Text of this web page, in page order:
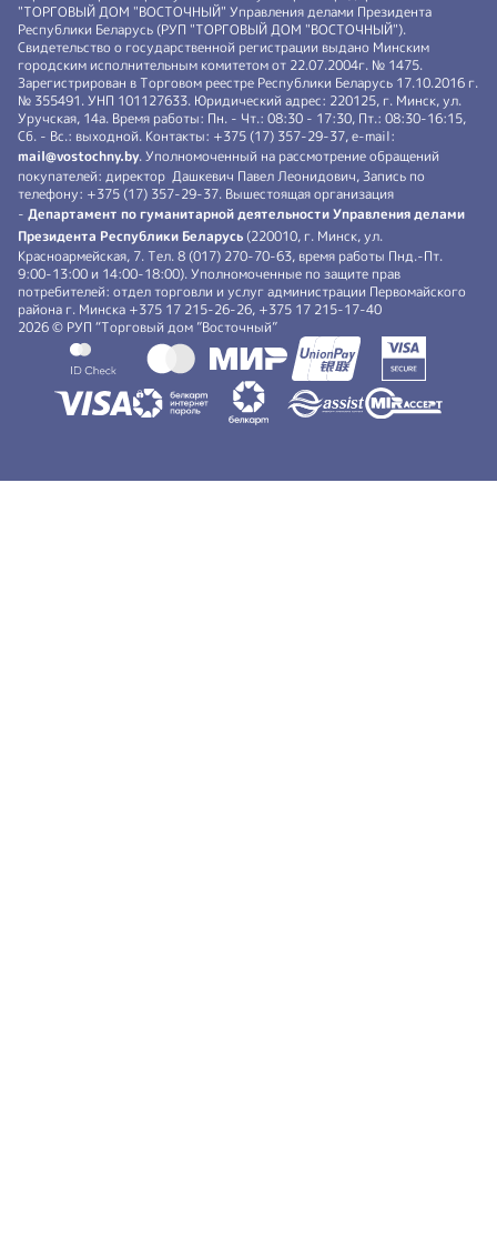
"ТОРГОВЫЙ ДОМ "ВОСТОЧНЫЙ" Управления делами Президента
Республики Беларусь (РУП "ТОРГОВЫЙ ДОМ "ВОСТОЧНЫЙ").
Свидетельство о государственной регистрации выдано Минским
городским исполнительным комитетом от 22.07.2004г. № 1475.
Зарегистрирован в Торговом реестре Республики Беларусь 17.10.2016 г.
№ 355491. УНП 101127633. Юридический адрес: 220125, г. Минск, ул.
Уручская, 14а. Время работы: Пн. - Чт.: 08:30 - 17:30, Пт.: 08:30-16:15,
Сб. - Вс.: выходной. Контакты: +375 (17) 357-29-37, e-mail:
mail@vostochny.by. Уполномоченный на рассмотрение обращений
покупателей: директор Дашкевич Павел Леонидович, Запись по
телефону: +375 (17) 357-29-37. Вышестоящая организация
- Департамент по гуманитарной деятельности Управления делами
Президента Республики Беларусь (220010, г. Минск, ул.
Красноармейская, 7. Тел. 8 (017) 270-70-63, время работы Пнд.-Пт.
9:00-13:00 и 14:00-18:00). Уполномоченные по защите прав
потребителей: отдел торговли и услуг администрации Первомайского
района г. Минска +375 17 215-26-26, +375 17 215-17-40
2026 © РУП “Торговый дом ”Восточный”